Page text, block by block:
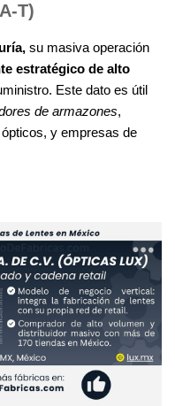
T)
su masiva operación
estratégico de alto
Este dato es útil
de armazones,
y empresas de